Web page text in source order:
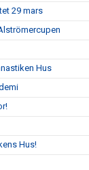
29 mars
Hus
Hus!